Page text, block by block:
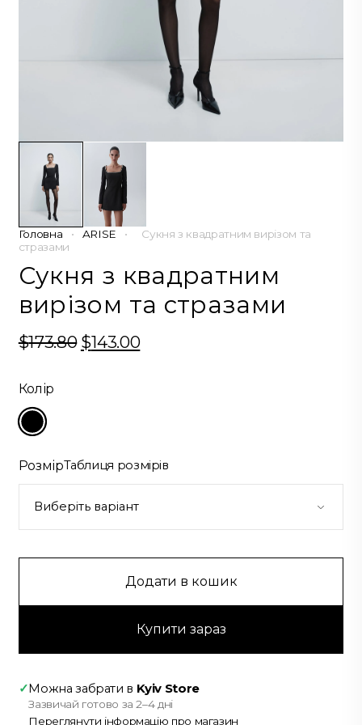
Головна • ARISE •
Сукня з квадратним вирізом та
стразами
Сукня з квадратним
вирізом та стразами
$173.80 Оригінальна
$143.00Поточна
Колір
РозмірТаблиця розмірів
Додати в кошик
Купити зараз
✓Можна забрати в Kyiv Store
Зазвичай готово за 2–4 дні
Переглянути інформацію про магазин